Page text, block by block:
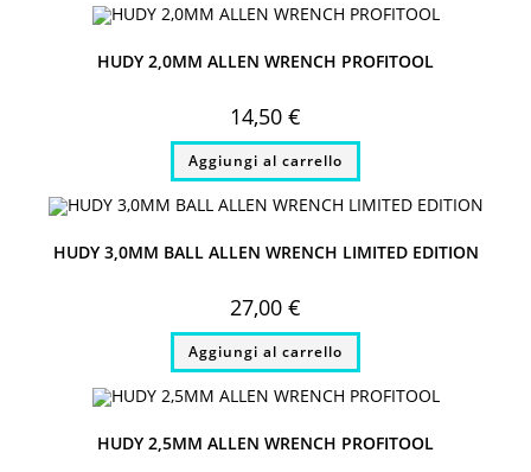
HUDY 2,0MM ALLEN WRENCH PROFITOOL
14,50 €
Aggiungi al carrello
HUDY 3,0MM BALL ALLEN WRENCH LIMITED EDITION
27,00 €
Aggiungi al carrello
HUDY 2,5MM ALLEN WRENCH PROFITOOL